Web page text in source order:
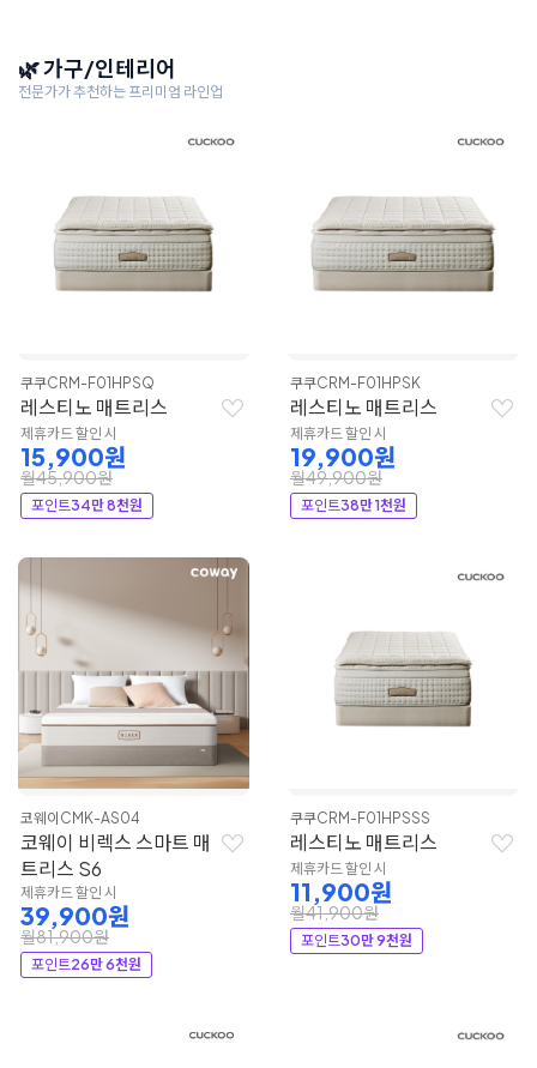
🌿 가구/인테리어
전문가가 추천하는 프리미엄 라인업
쿠쿠CRM-F01HPSQ
레스티노 매트리스
제휴카드 할인 시
15,900원
월45,900원
포인트34만 8천원
쿠쿠CRM-F01HPSK
레스티노 매트리스
제휴카드 할인 시
19,900원
월49,900원
포인트38만 1천원
코웨이 CMK-AS04
코웨이 비렉스 스마트 매
트리스 S6
제휴카드 할인 시
39,900원
월81,900원
포인트26만 6천원
쿠쿠CRM-F01HPSSS
레스티노 매트리스
제휴카드 할인 시
11,900원
월41,900원
포인트30만 9천원